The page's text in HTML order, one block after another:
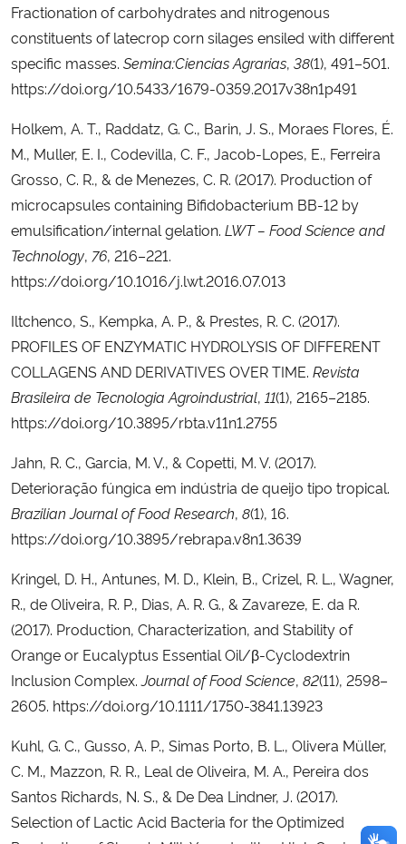
Fractionation of carbohydrates and nitrogenous
constituents of latecrop corn silages ensiled with different
specific masses. Semina:Ciencias Agrarias, 38(1), 491–501.
https://doi.org/10.5433/1679-0359.2017v38n1p491
Holkem, A. T., Raddatz, G. C., Barin, J. S., Moraes Flores, É.
M., Muller, E. I., Codevilla, C. F., Jacob-Lopes, E., Ferreira
Grosso, C. R., & de Menezes, C. R. (2017). Production of
microcapsules containing Bifidobacterium BB-12 by
emulsification/internal gelation. LWT – Food Science and
Technology, 76, 216–221.
https://doi.org/10.1016/j.lwt.2016.07.013
Iltchenco, S., Kempka, A. P., & Prestes, R. C. (2017).
PROFILES OF ENZYMATIC HYDROLYSIS OF DIFFERENT
COLLAGENS AND DERIVATIVES OVER TIME. Revista
Brasileira de Tecnologia Agroindustrial, 11(1), 2165–2185.
https://doi.org/10.3895/rbta.v11n1.2755
Jahn, R. C., Garcia, M. V., & Copetti, M. V. (2017).
Deterioração fúngica em indústria de queijo tipo tropical.
Brazilian Journal of Food Research, 8(1), 16.
https://doi.org/10.3895/rebrapa.v8n1.3639
Kringel, D. H., Antunes, M. D., Klein, B., Crizel, R. L., Wagner,
R., de Oliveira, R. P., Dias, A. R. G., & Zavareze, E. da R.
(2017). Production, Characterization, and Stability of
Orange or Eucalyptus Essential Oil/β-Cyclodextrin
Inclusion Complex.Journal of Food Science, 82(11), 2598–
2605. https://doi.org/10.1111/1750-3841.13923
Kuhl, G. C., Gusso, A. P., Simas Porto, B. L., Olivera Müller,
C. M., Mazzon, R. R., Leal de Oliveira, M. A., Pereira dos
Santos Richards, N. S., & De Dea Lindner, J. (2017).
Selection of Lactic Acid Bacteria for the Optimized